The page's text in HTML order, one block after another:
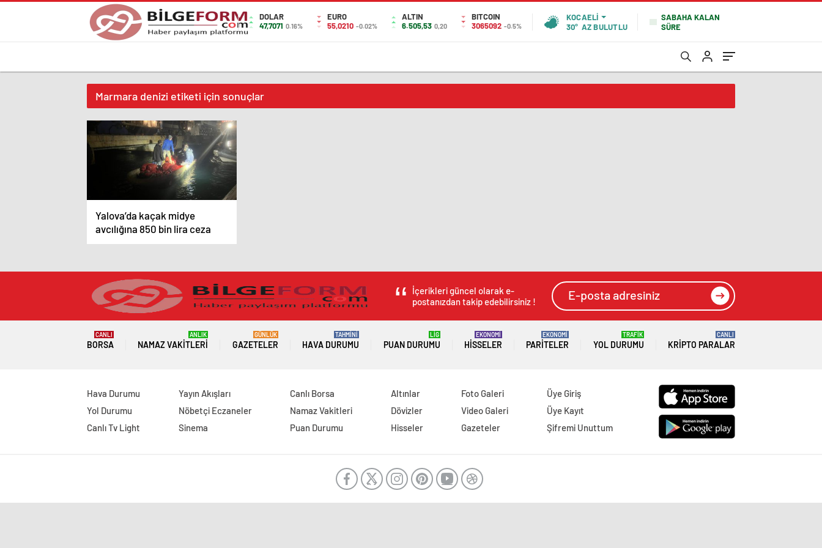
DOLAR
47,7071 0.16%
EURO
55,0210 -0.02%
ALTIN
6.505,53 0,20
BITCOIN
3065092 -0.5%
KOCAELI
30° AZ BULUTLU
SABAHA KALAN
SÜRE
Marmara denizi etiketi için sonuçlar
Yalova’da kaçak midye
avcılığına 850 bin lira ceza
İçerikleri güncel olarak e-
postanızdan takip edebilirsiniz !
BORSA
CANLI
NAMAZ VAKITLERI
ANLIK
GAZETELER
GÜNLÜK
HAVA DURUMU
TAHMİNİ
PUAN DURUMU
LİG
HISSELER
EKONOMİ
PARITELER
EKONOMİ
YOL DURUMU
TRAFİK
KRIPTO PARALAR
CANLI
Hava Durumu
Yol Durumu
Canlı Tv Light
Yayın Akışları
Nöbetçi Eczaneler
Sinema
Canlı Borsa
Namaz Vakitleri
Puan Durumu
Altınlar
Dövizler
Hisseler
Foto Galeri
Video Galeri
Gazeteler
Üye Giriş
Üye Kayıt
Şifremi Unuttum